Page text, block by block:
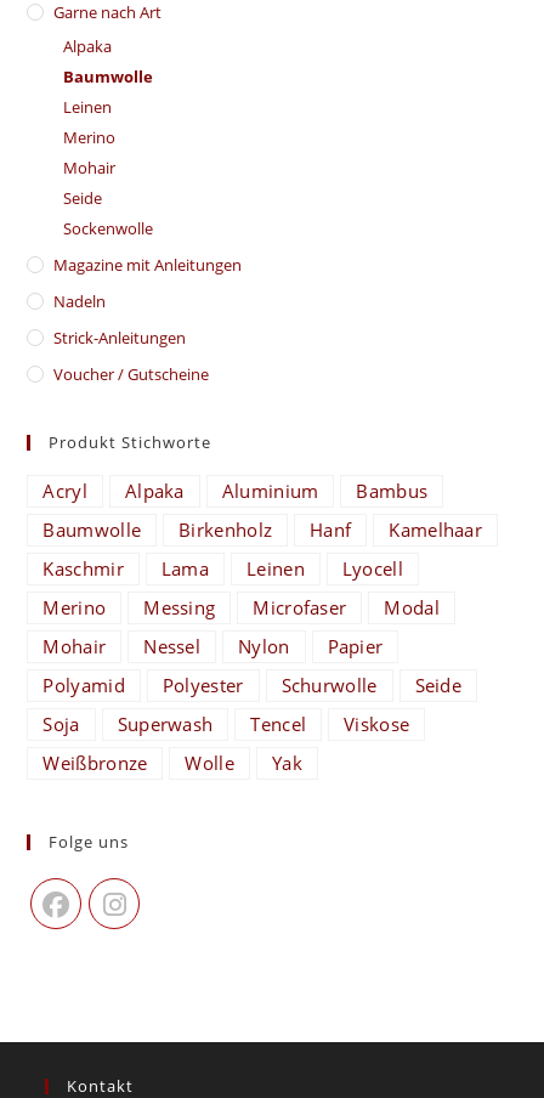
Garne nach Art
Alpaka
Baumwolle
Leinen
Merino
Mohair
Seide
Sockenwolle
Magazine mit Anleitungen
Nadeln
Strick-Anleitungen
Voucher / Gutscheine
Produkt Stichworte
Acryl Alpaka Aluminium
Bambus
Baumwolle
Birkenholz Hanf
Kamelhaar
Kaschmir
Lama Leinen
Lyocell
Merino
Messing Microfaser
Modal
Mohair
Nessel Nylon
Papier
Polyamid
Polyester Schurwolle
Seide
Soja
Superwash Tencel
Viskose
Weißbronze
Wolle Yak
Folge uns
Kontakt